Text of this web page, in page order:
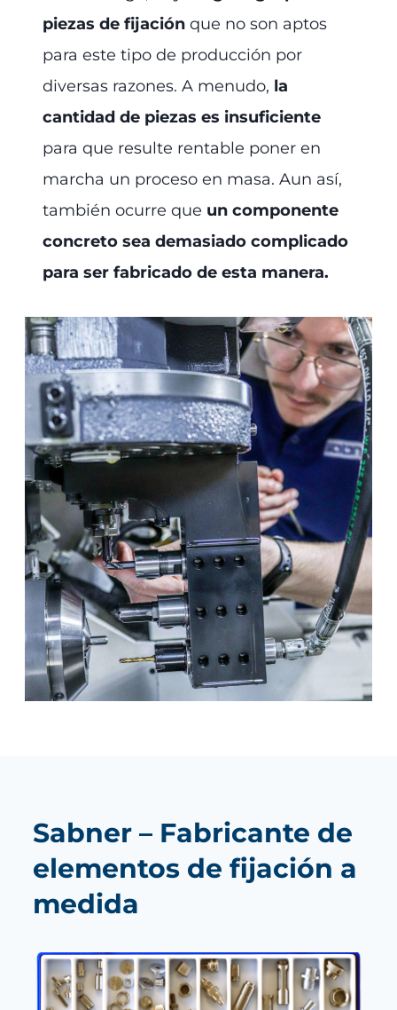
piezas de fijación que no son aptos
para este tipo de producción por
diversas razones. A menudo, la
cantidad de piezas es insuficiente
para que resulte rentable poner en
marcha un proceso en masa. Aun así,
también ocurre que un componente
concreto sea demasiado complicado
para ser fabricado de esta manera.
Sabner – Fabricante de
elementos de fijación a
medida